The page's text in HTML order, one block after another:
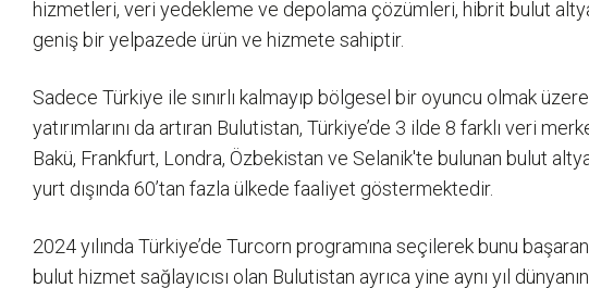
hizmetleri, veri yedekleme ve depolama çözümleri, hibrit bulut
geniş bir yelpazede ürün ve hizmete sahiptir.
Sadece Türkiye ile sınırlı kalmayıp bölgesel bir oyuncu olmak üzere
yatırımlarını da artıran Bulutistan, Türkiye’de 3 ilde 8 farklı veri
Bakü, Frankfurt, Londra, Özbekistan ve Selanik'te bulunan bulut
yurt dışında 60’tan fazla ülkede faaliyet göstermektedir.
2024 yılında Türkiye’de Turcorn programına seçilerek bunu
bulut hizmet sağlayıcısı olan Bulutistan ayrıca yine aynı yıl